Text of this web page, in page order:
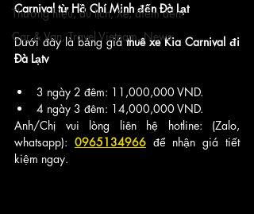
Thương hiệu, du lịch, Xe, điểm đến
Car & Van, Travel Vietnam, News
Carnival từ Hồ Chí Minh đến Đà Lạt
Dưới đây là bảng giá thuê xe Kia Carnival đi
Đà Lạtv
3 ngày 2 đêm: 11,000,000 VND.
4 ngày 3 đêm: 14,000,000 VND.
Anh/Chị vui lòng liên hệ hotline: (Zalo,
whatsapp): 0965134966 để nhận giá tiết
kiệm ngay.